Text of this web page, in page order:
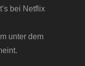
bei Netflix
unter dem